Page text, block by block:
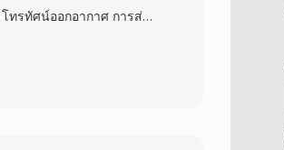
ทรทัศน์ออกอากาศ การส่ง
แบบนี้แบ่งเนื้อหาเป็นแพ็ก